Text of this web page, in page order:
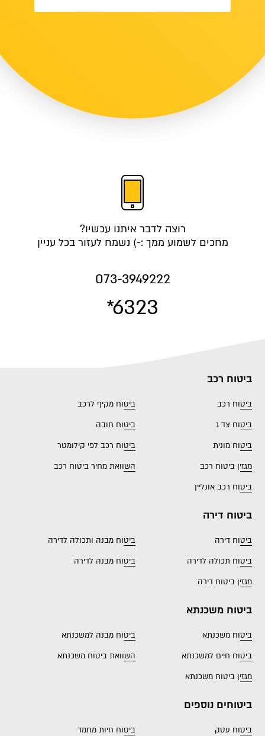
רוצה לדבר איתנו עכשיו?
מחכים לשמוע ממך :-) נשמח לעזור בכל עניין
073-3949222
*6323
ביטוח רכב
ביטוח רכב
ביטוח מקיף לרכב
ביטוח צד ג
ביטוח חובה
ביטוח מונית
ביטוח רכב לפי קילומטר
מגזין ביטוח רכב
השוואת מחיר ביטוח רכב
ביטוח רכב אונליין
ביטוח דירה
ביטוח דירה
ביטוח מבנה ותכולה לדירה
ביטוח תכולה לדירה
ביטוח מבנה לדירה
מגזין ביטוח דירה
ביטוח משכנתא
ביטוח משכנתא
ביטוח מבנה למשכנתא
ביטוח חיים למשכנתא
השוואת ביטוח משכנתא
מגזין ביטוח משכנתא
ביטוחים נוספים
ביטוח עסק
ביטוח חיות מחמד